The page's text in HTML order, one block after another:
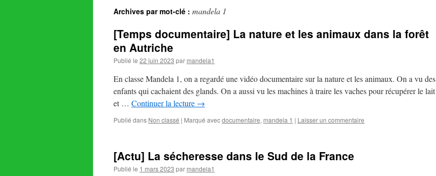
contenu
Archives par mot-clé : mandela 1
[Temps documentaire] La nature et les animaux dans la forêt
en Autriche
Publié le 22 juin 2023 par mandela1
En classe Mandela 1, on a regardé une vidéo documentaire sur la nature et les animaux. On a vu des
enfants qui cachaient des glands. On a aussi vu les machines à traire les vaches pour récupérer le lait
et … Continuer la lecture →
Publié dans Non classé | Marqué avecdocumentaire, mandela 1 | Laisser un commentaire
[Actu] La sécheresse dans le Sud de la France
Publié le 1 mars 2023 par mandela1